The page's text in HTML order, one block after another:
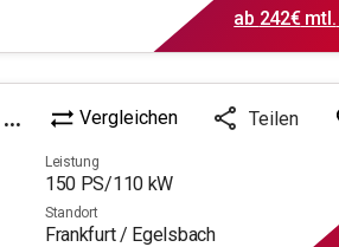
ab 242€mtl.
Vergleichen Teilen
Leistung
150 PS/110 kW
Standort
Frankfurt / Egelsbach